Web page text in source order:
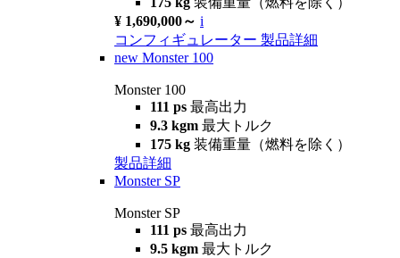
¥ 1,690,000～ i
コンフィギュレーター 製品詳細
new Monster 100
Monster 100
111 ps 最高出力
9.3 kgm 最大トルク
175 kg 装備重量（燃料を除く）
製品詳細
Monster SP
Monster SP
111 ps 最高出力
9.5 kgm 最大トルク